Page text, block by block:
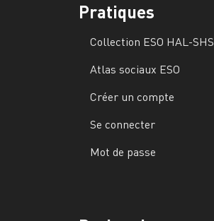
Pratiques
Collection ESO HAL-SHS
Atlas sociaux ESO
Créer un compte
Se connecter
Mot de passe